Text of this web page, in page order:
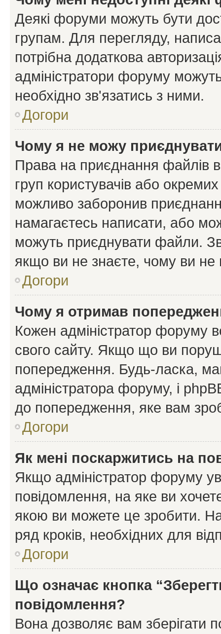
Деякі форуми можуть бути
групам. Для перегляду,
потрібна додаткова
адміністратори форуму
необхідно зв'язатись з ними.
Догори
Чому я не можу
Права на приєднання файлів
груп користувачів або
можливо заборонив
намагаєтесь написати, або
можуть приєднувати файли.
якщо ви не знаєте, чому ви
Догори
Чому я отримав
Кожен адміністратор форуму
свого сайту. Якщо що ви
попередження. Будь-ласка,
адміністратора форуму, і
до попередження, яке вам
Догори
Як мені поскаржитись на
Якщо адміністратор форуму
повідомлення, на яке ви
якою ви можете це зробити.
ряд кроків, необхідних для
Догори
Що означає кнопка
повідомлення?
Вона дозволяє вам зберігати